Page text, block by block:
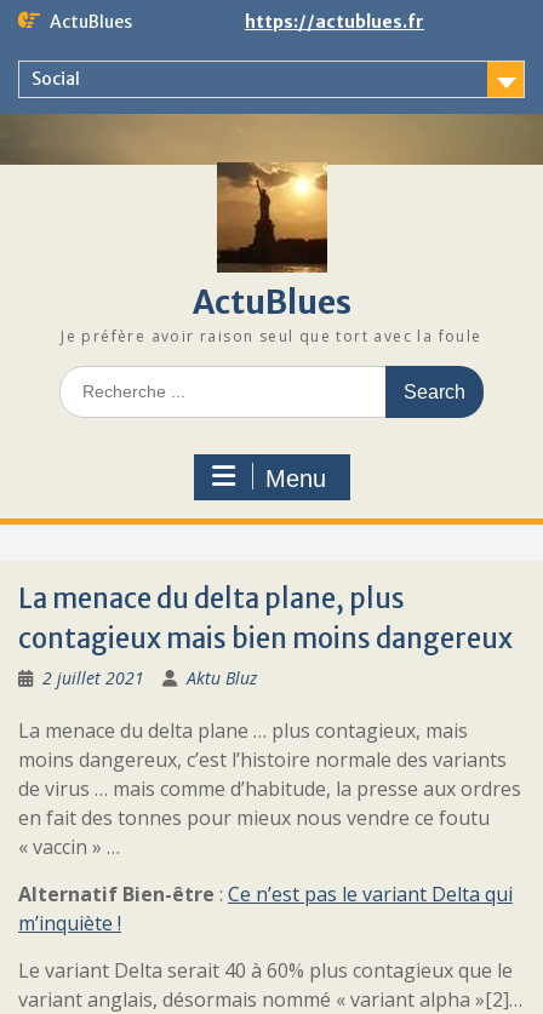
Skip
content
ActuBlues https://actublues.fr
Social
ActuBlues
Je préfère avoir raison seul que tort avec la foule
Search
for:
Menu
La menace du delta plane, plus
contagieux mais bien moins dangereux
2 juillet 2021 Aktu Bluz
La menace du delta plane … plus contagieux, mais
moins dangereux, c’est l’histoire normale des variants
de virus … mais comme d’habitude, la presse aux ordres
en fait des tonnes pour mieux nous vendre ce foutu
« vaccin » …
Alternatif Bien-être : Ce n’est pas le variant Delta qui
m’inquiète !
Le variant Delta serait 40 à 60% plus contagieux que le
variant anglais, désormais nommé « variant alpha »[2]…